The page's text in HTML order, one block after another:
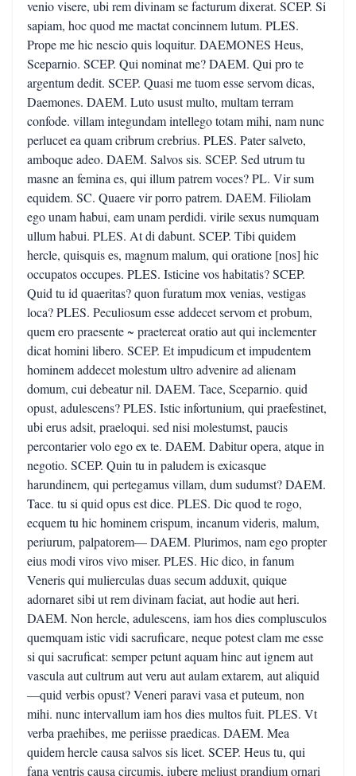
venio visere, ubi rem divinam se facturum dixerat. SCEP. Si
sapiam, hoc quod me mactat concinnem lutum. PLES.
Prope me hic nescio quis loquitur. DAEMONES Heus,
Sceparnio. SCEP. Qui nominat me? DAEM. Qui pro te
argentum dedit. SCEP. Quasi me tuom esse servom dicas,
Daemones. DAEM. Luto usust multo, multam terram
confode. villam integundam intellego totam mihi, nam nunc
perlucet ea quam cribrum crebrius. PLES. Pater salveto,
amboque adeo. DAEM. Salvos sis. SCEP. Sed utrum tu
masne an femina es, qui illum patrem voces? PL. Vir sum
equidem. SC. Quaere vir porro patrem. DAEM. Filiolam
ego unam habui, eam unam perdidi. virile sexus numquam
ullum habui. PLES. At di dabunt. SCEP. Tibi quidem
hercle, quisquis es, magnum malum, qui oratione [nos] hic
occupatos occupes. PLES. Isticine vos habitatis? SCEP.
Quid tu id quaeritas? quon furatum mox venias, vestigas
loca? PLES. Peculiosum esse addecet servom et probum,
quem ero praesente ~ praetereat oratio aut qui inclementer
dicat homini libero. SCEP. Et impudicum et impudentem
hominem addecet molestum ultro advenire ad alienam
domum, cui debeatur nil. DAEM. Tace, Sceparnio. quid
opust, adulescens? PLES. Istic infortunium, qui praefestinet,
ubi erus adsit, praeloqui. sed nisi molestumst, paucis
percontarier volo ego ex te. DAEM. Dabitur opera, atque in
negotio. SCEP. Quin tu in paludem is exicasque
harundinem, qui pertegamus villam, dum sudumst? DAEM.
Tace. tu si quid opus est dice. PLES. Dic quod te rogo,
ecquem tu hic hominem crispum, incanum videris, malum,
periurum, palpatorem— DAEM. Plurimos, nam ego propter
eius modi viros vivo miser. PLES. Hic dico, in fanum
Veneris qui mulierculas duas secum adduxit, quique
adornaret sibi ut rem divinam faciat, aut hodie aut heri.
DAEM. Non hercle, adulescens, iam hos dies complusculos
quemquam istic vidi sacruficare, neque potest clam me esse
si qui sacruficat: semper petunt aquam hinc aut ignem aut
vascula aut cultrum aut veru aut aulam extarem, aut aliquid
—quid verbis opust? Veneri paravi vasa et puteum, non
mihi. nunc intervallum iam hos dies multos fuit. PLES. Vt
verba praehibes, me periisse praedicas. DAEM. Mea
quidem hercle causa salvos sis licet. SCEP. Heus tu, qui
fana ventris causa circumis, iubere meliust prandium ornari